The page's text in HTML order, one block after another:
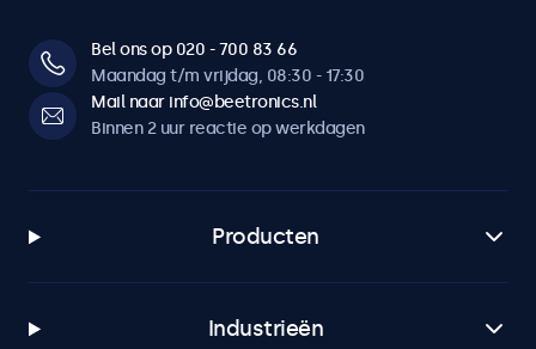
Bel ons op 020 - 700 83 66
Maandag t/m vrijdag, 08:30 - 17:30
Mail naar info@beetronics.nl
Binnen 2 uur reactie op werkdagen
Producten
Industrieën